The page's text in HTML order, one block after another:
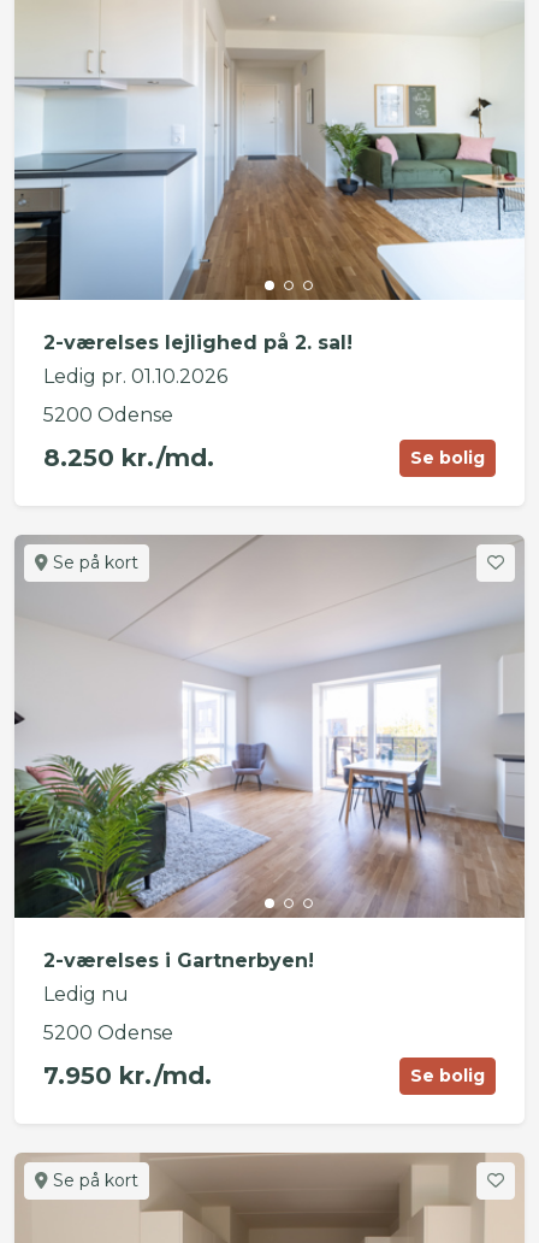
2-værelses lejlighed på 2. sal!
Ledig pr. 01.10.2026
5200 Odense
8.250 kr./md. Se bolig
Se på kort
2-værelses i Gartnerbyen!
Ledig nu
5200 Odense
7.950 kr./md. Se bolig
Se på kort